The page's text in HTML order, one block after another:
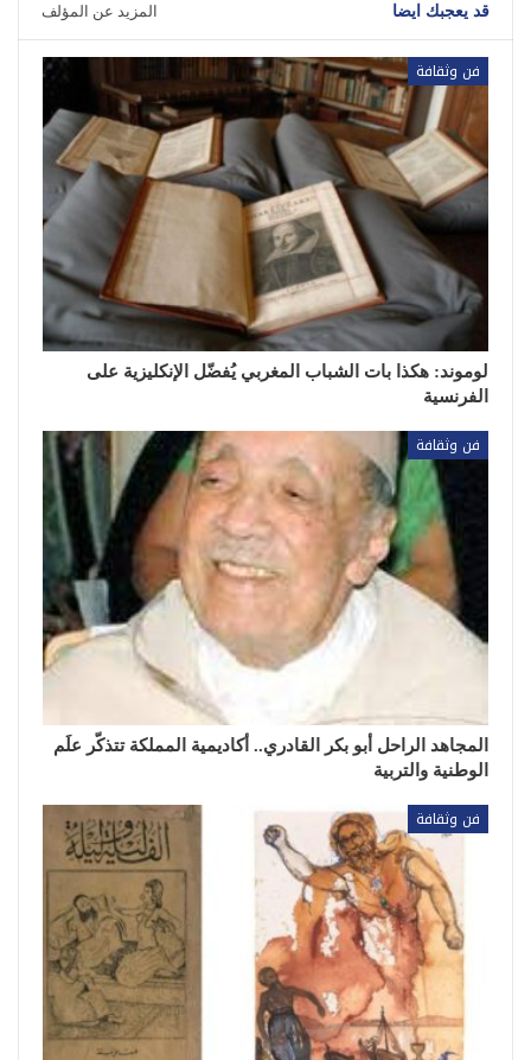
قد يعجبك ايضا المزيد عن المؤلف
فن وثقافة
لوموند: هكذا بات الشباب المغربي يُفضّل الإنكليزية على
الفرنسية
فن وثقافة
المجاهد الراحل أبو بكر القادري.. أكاديمية المملكة تتذكّر علَم
الوطنية والتربية
فن وثقافة